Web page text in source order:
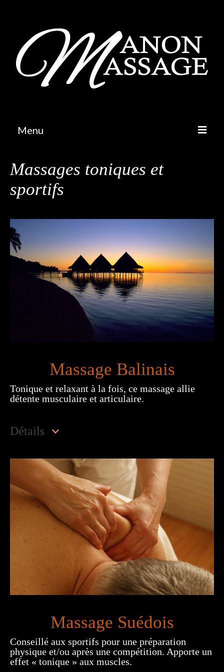
Menu
Massages relaxants
Massages énergétiques
Massages toniques et sportifs
Soin du visage et KOBIDO
Optimiser la relaxation
Entreprises
Actualités
Massages toniques et
sportifs
Massage Balinais
Tonique et relaxant à la fois, ce massage allie
détente musculaire et articulaire.
Détails
Massage Suédois
Conseillé aux sportifs pour une préparation
physique et/ou après une compétition. Apporte un
effet « tonique » aux muscles.